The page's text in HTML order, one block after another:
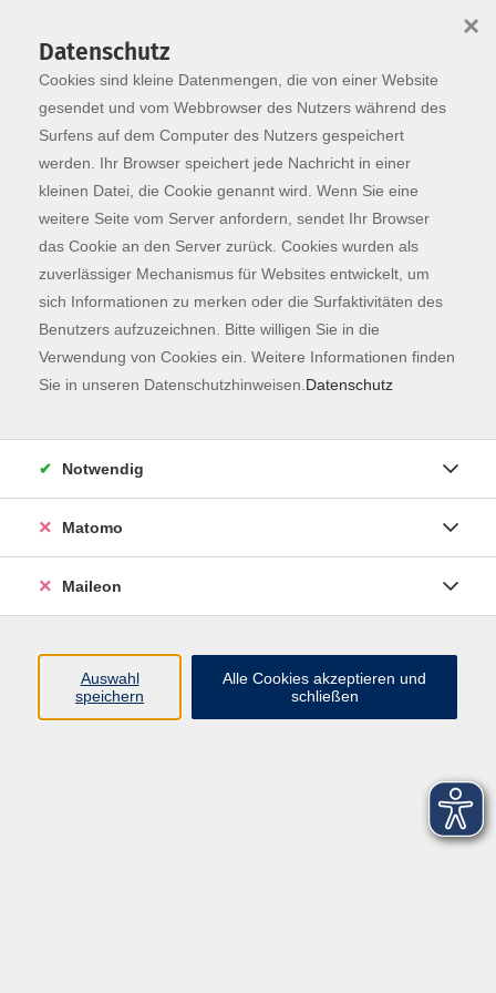
Skip to main content
You are here:
Programm
Der Kurs konnte nicht gefunden werden.
Kontaktformular
Impressum
AGB
Datenschutzerklärung
Datenschutz
Cookies sind kleine Datenmengen, die von einer Website
gesendet und vom Webbrowser des Nutzers während des
Surfens auf dem Computer des Nutzers gespeichert
werden. Ihr Browser speichert jede Nachricht in einer
kleinen Datei, die Cookie genannt wird. Wenn Sie eine
weitere Seite vom Server anfordern, sendet Ihr Browser
das Cookie an den Server zurück. Cookies wurden als
zuverlässiger Mechanismus für Websites entwickelt, um
sich Informationen zu merken oder die Surfaktivitäten des
Benutzers aufzuzeichnen. Bitte willigen Sie in die
Verwendung von Cookies ein. Weitere Informationen finden
Sie in unseren Datenschutzhinweisen. Datenschutz
×
Notwendig
Matomo
Maileon
Auswahl
speichern
Alle Cookies akzeptieren und
schließen